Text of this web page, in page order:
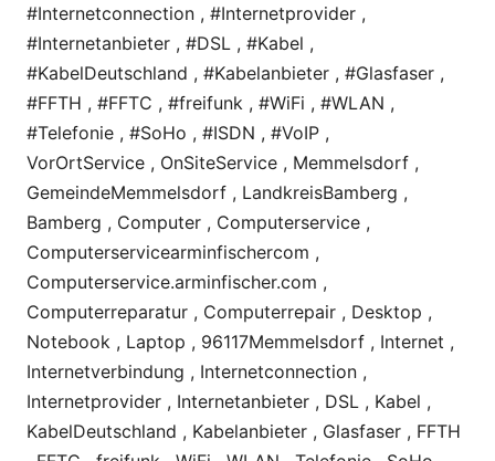
#Internetconnection , #Internetprovider ,
#Internetanbieter , #DSL , #Kabel ,
#KabelDeutschland , #Kabelanbieter , #Glasfaser ,
#FFTH , #FFTC , #freifunk , #WiFi , #WLAN ,
#Telefonie , #SoHo , #ISDN , #VoIP ,
VorOrtService , OnSiteService , Memmelsdorf ,
GemeindeMemmelsdorf , LandkreisBamberg ,
Bamberg , Computer , Computerservice ,
Computerservicearminfischercom ,
Computerservice.arminfischer.com ,
Computerreparatur , Computerrepair , Desktop ,
Notebook , Laptop , 96117Memmelsdorf , Internet ,
Internetverbindung , Internetconnection ,
Internetprovider , Internetanbieter , DSL , Kabel ,
KabelDeutschland , Kabelanbieter , Glasfaser , FFTH